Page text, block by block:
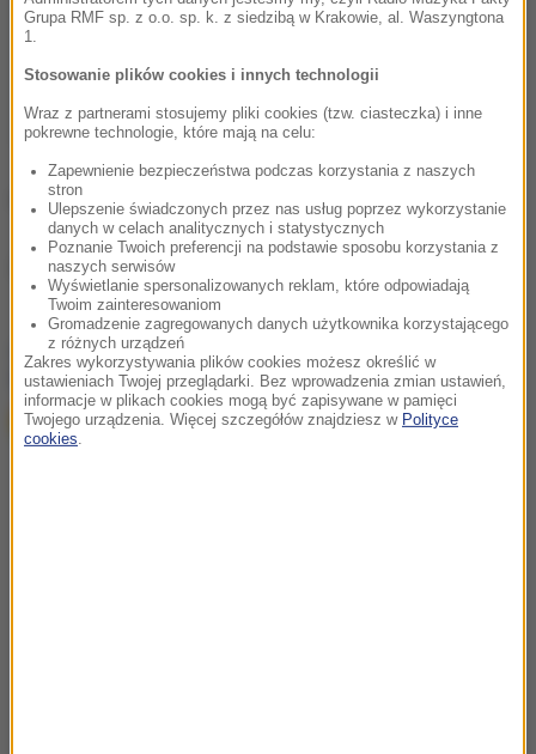
Opracowanie: Karolina Wasyl
Źródło: RMF FM
chcesz widzieć więcej artykułów od RMF24?
Google
Grupa RMF sp. z o.o. sp. k. z siedzibą w Krakowie, al. Waszyngtona
1.
Stosowanie plików cookies i innych technologii
Wraz z partnerami stosujemy pliki cookies (tzw. ciasteczka) i inne
pokrewne technologie, które mają na celu:
Zapewnienie bezpieczeństwa podczas korzystania z naszych
stron
Ulepszenie świadczonych przez nas usług poprzez wykorzystanie
danych w celach analitycznych i statystycznych
Poznanie Twoich preferencji na podstawie sposobu korzystania z
naszych serwisów
Wyświetlanie spersonalizowanych reklam, które odpowiadają
Twoim zainteresowaniom
Gromadzenie zagregowanych danych użytkownika korzystającego
z różnych urządzeń
Zakres wykorzystywania plików cookies możesz określić w
ustawieniach Twojej przeglądarki. Bez wprowadzenia zmian ustawień,
informacje w plikach cookies mogą być zapisywane w pamięci
Twojego urządzenia. Więcej szczegółów znajdziesz w Polityce
cookies